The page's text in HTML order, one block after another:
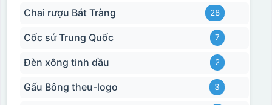
Chai rượu Bát Tràng 28
Cốc sứ Trung Quốc 7
Đèn xông tinh dầu 2
Gấu Bông theu-logo 3